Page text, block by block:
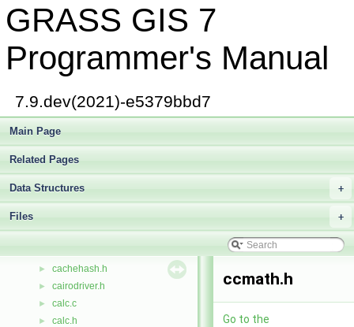
GRASS GIS 7
Programmer's Manual
7.9.dev(2021)-e5379bbd7
Main Page
Related Pages
+
Data Structures
+
Files
► c_reg.c
► c_rows.c
► c_sig.c
c_skew.c
c_stddev.c
c_sum.c
► c_sum2.c
► c_thresh.c
► c_update.c
► c_var.c
► c_version.c
► cache1.c
► cachehash.h
► cairodriver.h
► calc.c
► calc.h
ccmath.h
Go to the